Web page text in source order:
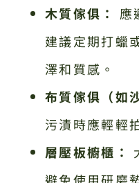
木質傢俱：
應
建議定期打蠟
澤和質感。
布質傢俱（如
污漬時應輕輕
層壓板櫥櫃：
避免使用研磨